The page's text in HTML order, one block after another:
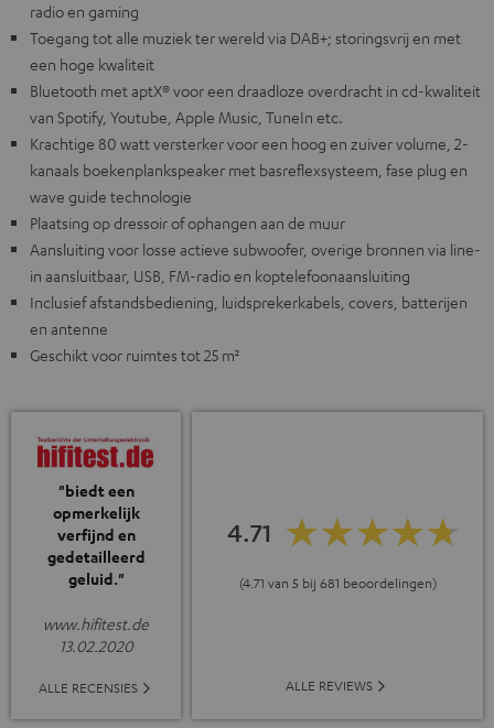
radio en gaming
Toegang tot alle muziek ter wereld via DAB+; storingsvrij en met
een hoge kwaliteit
Bluetooth met aptX® voor een draadloze overdracht in cd-kwaliteit
van Spotify, Youtube, Apple Music, TuneIn etc.
Krachtige 80 watt versterker voor een hoog en zuiver volume, 2-
kanaals boekenplankspeaker met basreflexsysteem, fase plug en
wave guide technologie
Plaatsing op dressoir of ophangen aan de muur
Aansluiting voor losse actieve subwoofer, overige bronnen via line-
in aansluitbaar, USB, FM-radio en koptelefoonaansluiting
Inclusief afstandsbediening, luidsprekerkabels, covers, batterijen
en antenne
Geschikt voor ruimtes tot 25 m²
"biedt een
opmerkelijk
verfijnd en
gedetailleerd
geluid."
www.hifitest.de
13.02.2020
ALLE RECENSIES
4.71
(4.71 van 5 bij 681 beoordelingen)
ALLE REVIEWS